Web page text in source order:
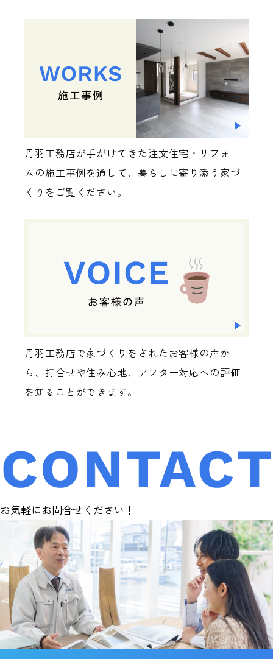
丹羽工務店が手がけてきた注文住宅・リフォー
ムの施工事例を通して、暮らしに寄り添う家づ
くりをご覧ください。
丹羽工務店で家づくりをされたお客様の声か
ら、打合せや住み心地、アフター対応への評価
を知ることができます。
お気軽にお問合せください！